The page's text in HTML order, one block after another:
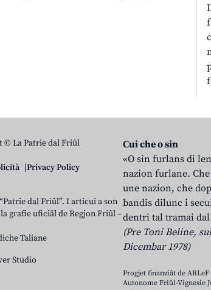
© La Patrie dal Friûl
Privacy Policy
dal Friûl”. I articui a son
grafie uficiâl de Regjon Friûl –
Taliane
Studio
Cui che o sin
«O sin furlans di
nazion furlane.
une nazion, che
bandis dilunc i
dentri tal tramai dal
(Pre Toni Beline,
Dicembar 1978)
Progjet finanziât de
Autonome Friûl-Vignesie